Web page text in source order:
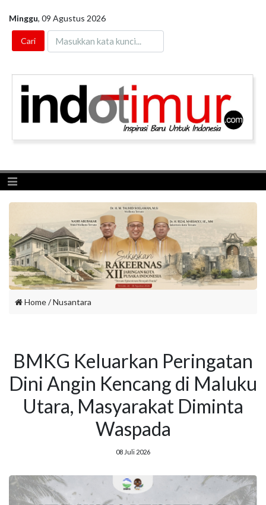
Minggu, 09 Agustus 2026
Toggle navigation
Home/Nusantara
BMKG Keluarkan Peringatan
Dini Angin Kencang di Maluku
Utara, Masyarakat Diminta
Waspada
08 Juli 2026